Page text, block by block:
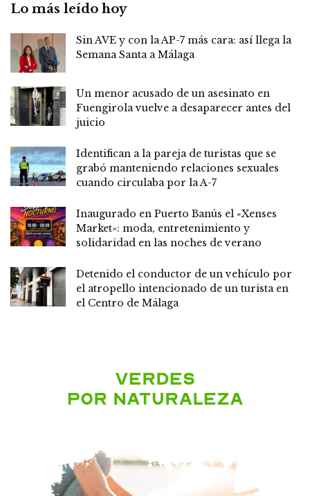
Lo más leído hoy
Sin AVE y con la AP-7 más cara: así llega la
Semana Santa a Málaga
Un menor acusado de un asesinato en
Fuengirola vuelve a desaparecer antes del
juicio
Identifican a la pareja de turistas que se
grabó manteniendo relaciones sexuales
cuando circulaba por la A-7
Inaugurado en Puerto Banús el «Xenses
Market»: moda, entretenimiento y
solidaridad en las noches de verano
Detenido el conductor de un vehículo por
el atropello intencionado de un turista en
el Centro de Málaga